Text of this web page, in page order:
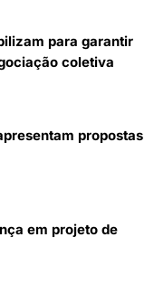
para garantir
coletiva
propostas
em projeto de